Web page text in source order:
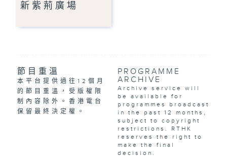
新紫荊廣場
節目重溫
本平台提供過往12個月
的節目重溫，受版權限
制內容除外。香港電台
保留最終決定權。
PROGRAMME
ARCHIVE
Archive service will
be available for
programmes broadcast
in the past 12 months,
subject to copyright
restrictions. RTHK
reserves the right to
make the final
decision.